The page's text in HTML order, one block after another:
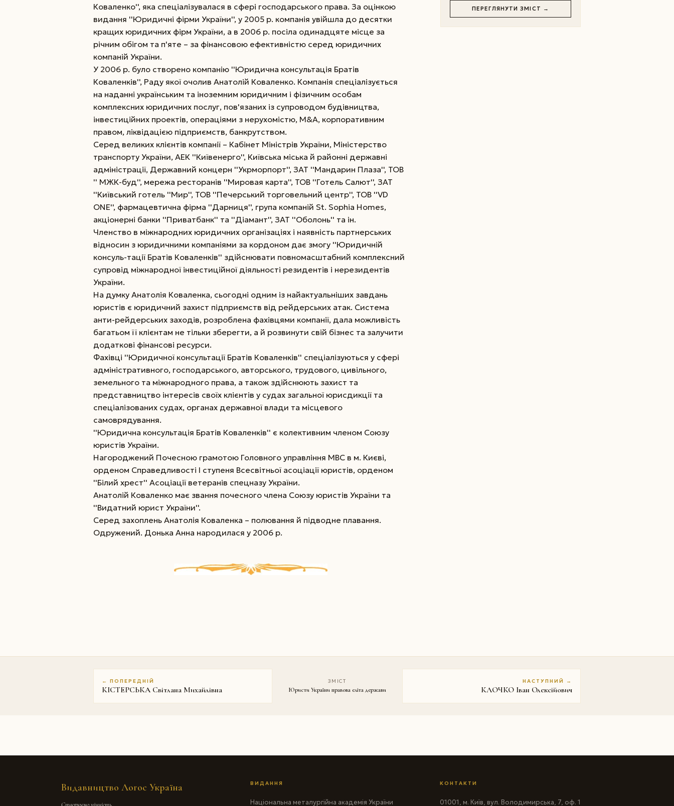
Коваленко'', яка спеціалізувалася в сфері господарського права. За оцінкою
видання ''Юридичні фірми України'', у 2005 р. компанія увійшла до десятки
кращих юридичних фірм України, а в 2006 р. посіла одинадцяте місце за
річним обігом та п'яте – за фінансовою ефективністю серед юридичних
компаній України.
У 2006 р. було створено компанію ''Юридична консультація Братів
Коваленків'', Раду якої очолив Анатолій Коваленко. Компанія спеціалізується
на наданні українським та іноземним юридичним і фізичним особам
комплексних юридичних послуг, пов'язаних із супроводом будівництва,
інвестиційних проектів, операціями з нерухомістю, M&A, корпоративним
правом, ліквідацією підприємств, банкрутством.
Серед великих клієнтів компанії – Кабінет Міністрів України, Міністерство
транспорту України, АЕК ''Київенерго'', Київська міська й районні державні
адміністрації, Державний концерн ''Укрморпорт'', ЗАТ ''Мандарин Плаза'', ТОВ
'' МЖК-буд'', мережа ресторанів ''Мировая карта'', ТОВ ''Готель Салют'', ЗАТ
''Київський готель ''Мир'', ТОВ ''Печерський торговельний центр'', ТОВ ''VD
ONE'', фармацевтична фірма ''Дарниця'', група компаній St. Sophіa Homes,
акціонерні банки ''Приватбанк'' та ''Діамант'', ЗАТ ''Оболонь'' та ін.
Членство в міжнародних юридичних організаціях і наявність партнерських
відносин з юридичними компаніями за кордоном дає змогу ''Юридичній
консуль-тації Братів Коваленків'' здійснювати повномасштабний комплексний
супровід міжнародної інвестиційної діяльності резидентів і нерезидентів
України.
На думку Анатолія Коваленка, сьогодні одним із найактуальніших завдань
юристів є юридичний захист підприємств від рейдерських атак. Система
анти-рейдерських заходів, розроблена фахівцями компанії, дала можливість
багатьом її клієнтам не тільки зберегти, а й розвинути свій бізнес та залучити
додаткові фінансові ресурси.
Фахівці ''Юридичної консультації Братів Коваленків'' спеціалізуються у сфері
адміністративного, господарського, авторського, трудового, цивільного,
земельного та міжнародного права, а також здійснюють захист та
представництво інтересів своїх клієнтів у судах загальної юрисдикції та
спеціалізованих судах, органах державної влади та місцевого
самоврядування.
''Юридична консультація Братів Коваленків'' є колективним членом Союзу
юристів України.
Нагороджений Почесною грамотою Головного управління МВС в м. Києві,
орденом Справедливості І ступеня Всесвітньої асоціації юристів, орденом
''Білий хрест'' Асоціації ветеранів спецназу України.
Анатолій Коваленко має звання почесного члена Союзу юристів України та
''Видатний юрист України''.
Серед захоплень Анатолія Коваленка – полювання й підводне плавання.
Одружений. Донька Анна народилася у 2006 р.
ПЕРЕГЛЯНУТИ ЗМІСТ →
← ПОПЕРЕДНІЙ
КІСТЕРСЬКА Світлана Михайлівна
ЗМІСТ
Юристи України правова еліта держави
НАСТУПНИЙ →
КЛОЧКО Іван Олексійович
Видавництво Логос Україна ВИДАННЯ
Національна металургійна академія України
КОНТАКТИ
01001, м. Київ, вул. Володимирська, 7, оф. 1